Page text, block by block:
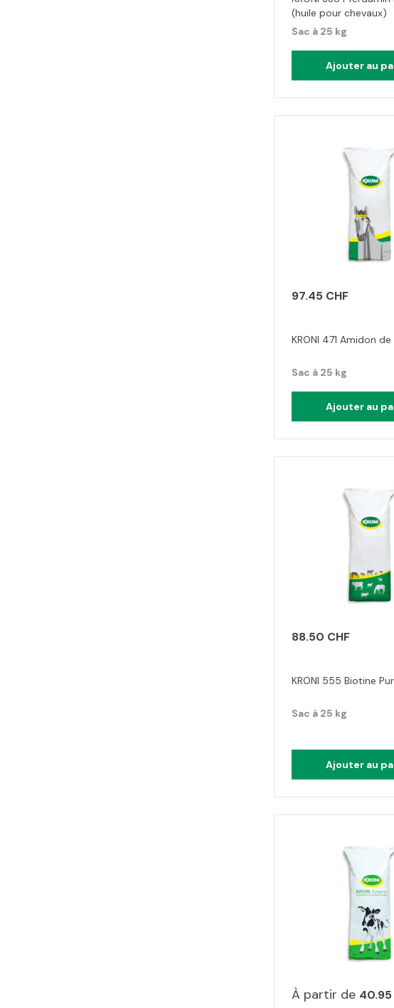
(huile pour chevaux)
Sac à 25 kg
Ajouter au
97.45 CHF
KRONI 471 Amidon
Sac à 25 kg
Ajouter au
88.50 CHF
KRONI 555 Biotine Pur
Sac à 25 kg
Ajouter au
À partir de 40.95